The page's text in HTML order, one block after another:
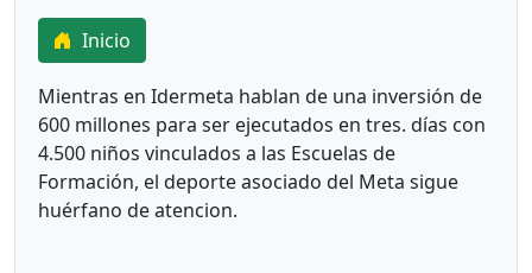
Inicio
Mientras en Idermeta hablan de una inversión de
600 millones para ser ejecutados en tres. días con
4.500 niños vinculados a las Escuelas de
Formación, el deporte asociado del Meta sigue
huérfano de atencion.